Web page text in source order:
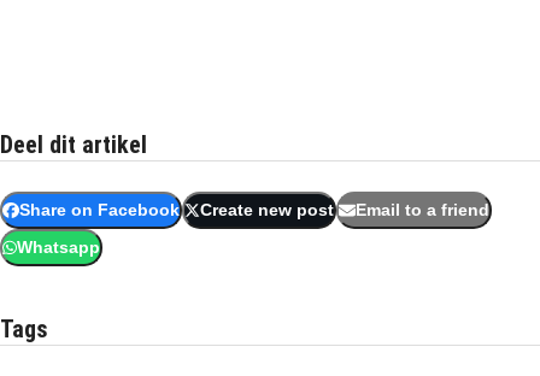
Deel dit artikel
Share on Facebook Create new post Email to a friend
Whatsapp
Tags